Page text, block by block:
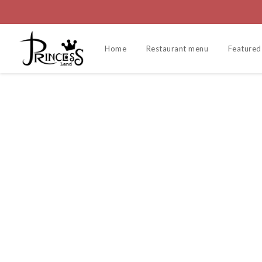
Home Restaurant menu